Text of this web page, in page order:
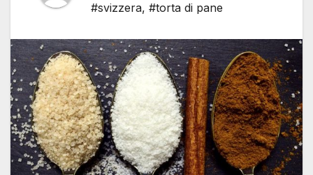
#svizzera, #torta di pane